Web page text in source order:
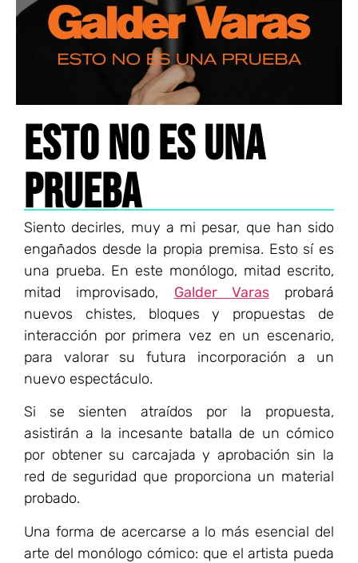
ESTO NO ES UNA
PRUEBA
Siento decirles, muy a mi pesar, que han sido
engañados desde la propia premisa. Esto sí es
una prueba. En este monólogo, mitad escrito,
mitad improvisado, Galder Varasprobará
nuevos chistes, bloques y propuestas de
interacción por primera vez en un escenario,
para valorar su futura incorporación a un
nuevo espectáculo.
Si se sienten atraídos por la propuesta,
asistirán a la incesante batalla de un cómico
por obtener su carcajada y aprobación sin la
red de seguridad que proporciona un material
probado.
Una forma de acercarse a lo más esencial del
arte del monólogo cómico: que el artista pueda